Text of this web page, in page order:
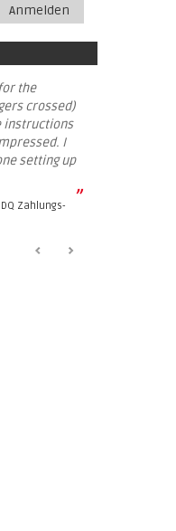
Anmelden
the
crossed)
instructions
I
setting up
”
Zahlungs-